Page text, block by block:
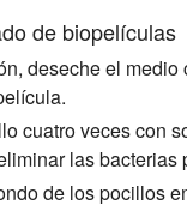
de biopelículas
deseche el medio
cuatro veces con
las bacterias
de los pocillos